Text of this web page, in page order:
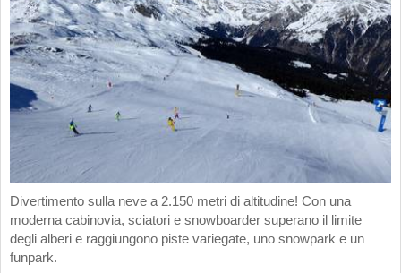
Divertimento sulla neve a 2.150 metri di altitudine! Con una
moderna cabinovia, sciatori e snowboarder superano il limite
degli alberi e raggiungono piste variegate, uno snowpark e un
funpark.